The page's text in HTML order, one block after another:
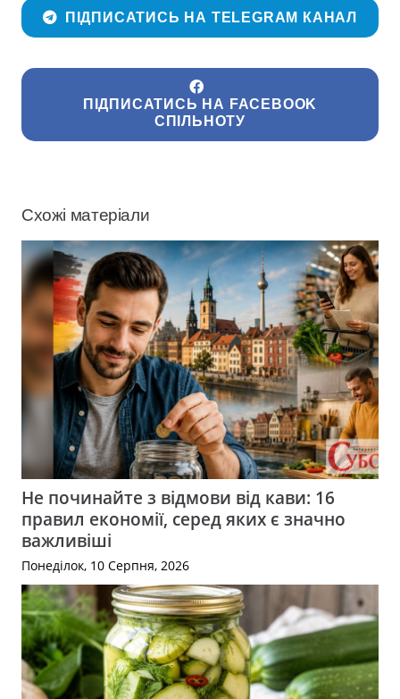
ПІДПИСАТИСЬ НА TELEGRAM КАНАЛ
ПІДПИСАТИСЬ НА FACEBOOK
СПІЛЬНОТУ
Схожі матеріали
Не починайте з відмови від кави: 16
правил економії, серед яких є значно
важливіші
Понеділок, 10 Серпня, 2026